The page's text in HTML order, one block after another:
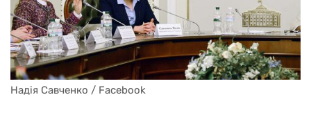
Надія Савченко / Facebook